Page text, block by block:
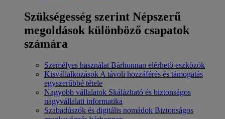
Szükségesség szerint Népszerű
megoldások különböző csapatok
számára
Személyes használat Bárhonnan elérhető eszközök
Kisvállalkozások A távoli hozzáférés és támogatás
egyszerűbbé tétele
Nagyobb vállalatok Skálázható és biztonságos
nagyvállalati informatika
Szabadúszók és digitális nomádok Biztonságos